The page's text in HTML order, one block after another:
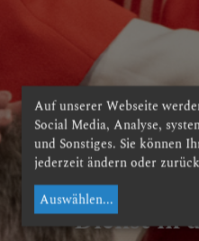
wertvollen
Dienst in
Auf unserer Webseite
Social Media, Analyse,
und Sonstiges. Sie können
jederzeit ändern oder
Auswählen...